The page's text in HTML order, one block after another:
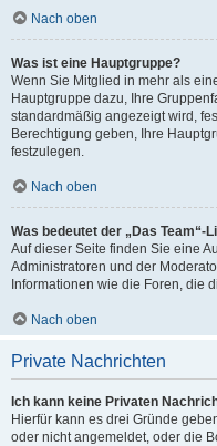
Nach oben
Was ist eine Hauptgruppe?
Wenn Sie Mitglied in mehr als
Hauptgruppe dazu, Ihre
standardmäßig angezeigt wird,
Berechtigung geben, Ihre
festzulegen.
Nach oben
Was bedeutet der „Das Team“-
Auf dieser Seite finden Sie eine
Administratoren und der
Informationen wie die Foren, die
Nach oben
Private Nachrichten
Ich kann keine Privaten
Hierfür kann es drei Gründe
oder nicht angemeldet, oder die